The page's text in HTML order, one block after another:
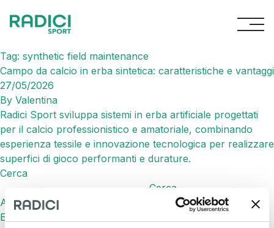
Tag: synthetic field maintenance
Campo da calcio in erba sintetica: caratteristiche e vantaggi
27/05/2026
By Valentina
Radici Sport sviluppa sistemi in erba artificiale progettati
per il calcio professionistico e amatoriale, combinando
esperienza tessile e innovazione tecnologica per realizzare
superfici di gioco performanti e durature.
Cerca
Cerca
Articoli recenti
Erba sintetica senza intaso: cos’è, come funziona e